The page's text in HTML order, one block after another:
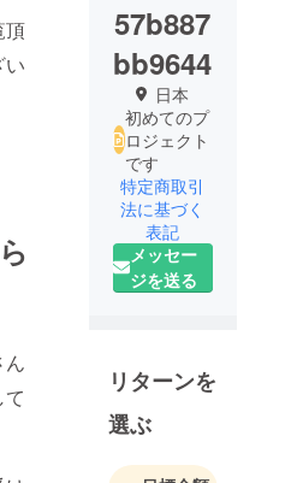
頂
い
ん
57b887
bb9644
日本
初めてのプ
ロジェクト
です
特定商取引
法に基づく
表記
メッセー
ジを送る
リターンを
選ぶ